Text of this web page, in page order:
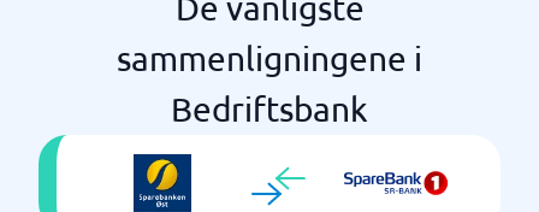
sammenligningene i
Bedriftsbank